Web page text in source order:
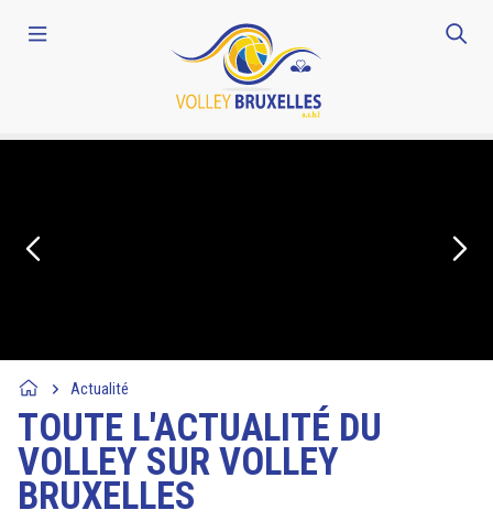
Actualité
TOUTE L'ACTUALITÉ DU
VOLLEY SUR VOLLEY
BRUXELLES